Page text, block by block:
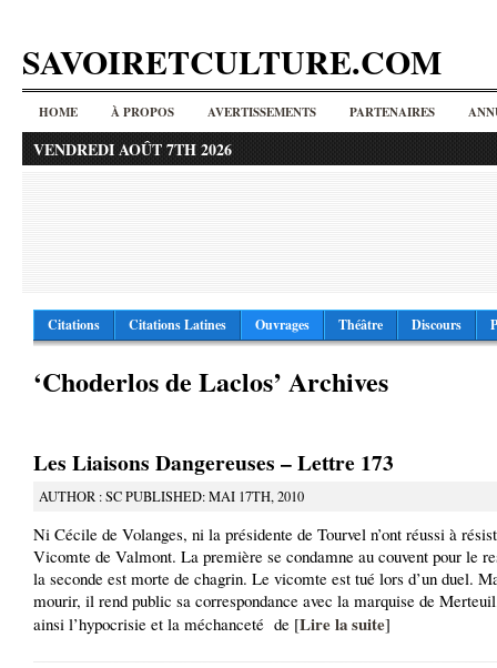
SAVOIRETCULTURE.COM
HOME À PROPOS AVERTISSEMENTS PARTENAIRES
VENDREDI AOÛT 7TH 2026
Citations Citations Latines Ouvrages Théâtre Discours
‘Choderlos de Laclos’ Archives
Les Liaisons Dangereuses – Lettre 173
AUTHOR : SC PUBLISHED: MAI 17TH, 2010
Ni Cécile de Volanges, ni la présidente de Tourvel n’ont réussi à
Vicomte de Valmont. La première se condamne au couvent pour le
la seconde est morte de chagrin. Le vicomte est tué lors d’un duel.
mourir, il rend public sa correspondance avec la marquise de
ainsi l’hypocrisie et la méchanceté de [Lire la suite]